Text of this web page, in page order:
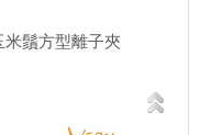
米鬚方型離子夾